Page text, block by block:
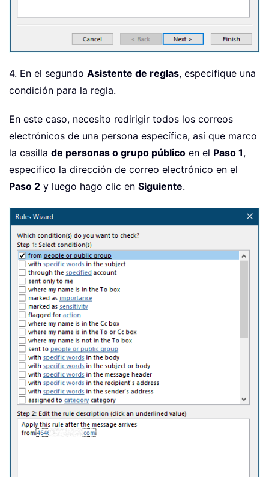
4. En el segundo Asistente de reglas, especifique una
condición para la regla.
En este caso, necesito redirigir todos los correos
electrónicos de una persona específica, así que marco
la casilla de personas o grupo público en el Paso 1,
especifico la dirección de correo electrónico en el
Paso 2 y luego hago clic en Siguiente.